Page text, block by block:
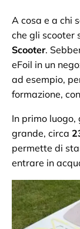
A cosa e a chi
che gli scooter
Scooter.
eFoil in un
ad esempio,
formazione,
In primo luogo,
grande, circa
permette di
entrare in